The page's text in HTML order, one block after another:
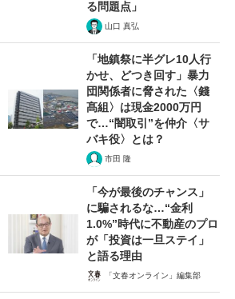
る問題点」
山口 真弘
「地鎮祭に半グレ10人行
かせ、どつき回す」暴力
団関係者に脅された〈錢
髙組〉は現金2000万円
で…“闇取引”を仲介〈サ
バキ役〉とは？
市田 隆
「今が最後のチャンス」
に騙されるな…“金利
1.0%”時代に不動産のプロ
が「投資は一旦ステイ」
と語る理由
「文春オンライン」編集部